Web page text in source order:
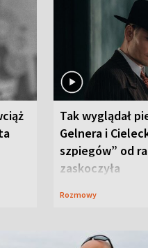
Tak wyglądał
Gelnera i
szpiegów” od
zaskoczyła
Rozmowy